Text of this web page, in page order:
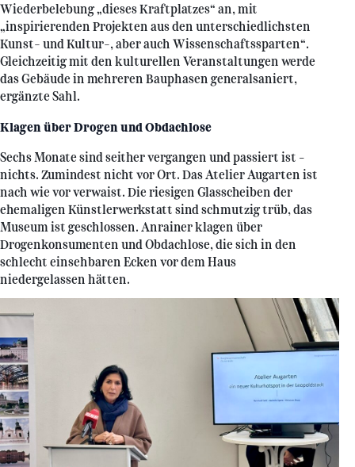
Wiederbelebung „dieses Kraftplatzes“ an, mit
„inspirierenden Projekten aus den unterschiedlichsten
Kunst- und Kultur-, aber auch Wissenschaftssparten“.
Gleichzeitig mit den kulturellen Veranstaltungen werde
das Gebäude in mehreren Bauphasen generalsaniert,
ergänzte Sahl.
Klagen über Drogen und Obdachlose
Sechs Monate sind seither vergangen und passiert ist –
nichts. Zumindest nicht vor Ort. Das Atelier Augarten ist
nach wie vor verwaist. Die riesigen Glasscheiben der
ehemaligen Künstlerwerkstatt sind schmutzig trüb, das
Museum ist geschlossen. Anrainer klagen über
Drogenkonsumenten und Obdachlose, die sich in den
schlecht einsehbaren Ecken vor dem Haus
niedergelassen hätten.